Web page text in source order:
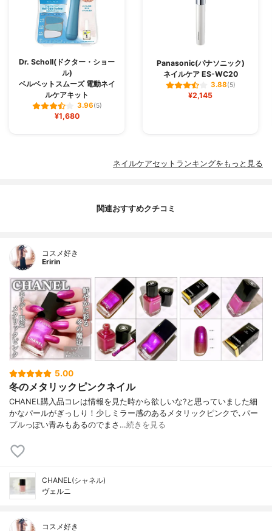
Dr. Scholl(ドクター・ショー
ル)
ベルベットスムーズ 電動ネイ
ルケアキット
3.96(5)
¥1,680
Panasonic(パナソニック)
ネイルケア ES-WC20
3.88(5)
¥2,145
ネイルケアセットランキングをもっと見る
関連おすすめクチコミ
コスメ好き
Eririn
5.00
冬のメタリックピンクネイル
CHANEL購入品コレは情報を見た時から欲しいな?と思っていました細
かなパールがぎっしり！少しミラー感のあるメタリックピンクで､パー
プルっぽい青みもあるのでまさ…続きを見る
CHANEL(シャネル)
ヴェルニ
コスメ好き